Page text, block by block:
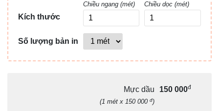
Kích thước
Chiều ngang (mét) Chiều dọc (mét)
Số lượng bản in
Mực dầu
(1 mét x 150 000 đ)
150 000đ